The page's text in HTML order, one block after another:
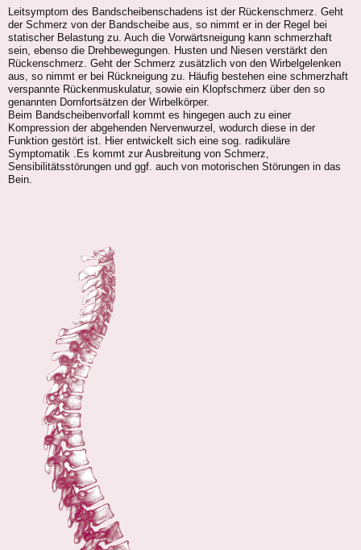
Leitsymptom des Bandscheibenschadens ist der Rückenschmerz. Geht
der Schmerz von der Bandscheibe aus, so nimmt er in der Regel bei
statischer Belastung zu. Auch die Vorwärtsneigung kann schmerzhaft
sein, ebenso die Drehbewegungen. Husten und Niesen verstärkt den
Rückenschmerz. Geht der Schmerz zusätzlich von den Wirbelgelenken
aus, so nimmt er bei Rückneigung zu. Häufig bestehen eine schmerzhaft
verspannte Rückenmuskulatur, sowie ein Klopfschmerz über den so
genannten Dornfortsätzen der Wirbelkörper.
Beim Bandscheibenvorfall kommt es hingegen auch zu einer
Kompression der abgehenden Nervenwurzel, wodurch diese in der
Funktion gestört ist. Hier entwickelt sich eine sog. radikuläre
Symptomatik .Es kommt zur Ausbreitung von Schmerz,
Sensibilitätsstörungen und ggf. auch von motorischen Störungen in das
Bein.